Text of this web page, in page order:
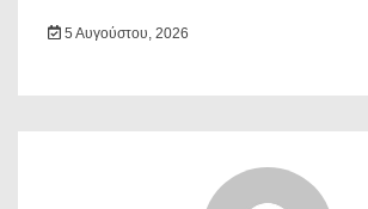
5 Αυγούστου, 2026